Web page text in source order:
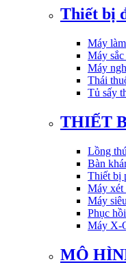
Thiết bị
Máy
Máy
Máy
Thái
Tủ sấy
THIẾT
Lồng
Bàn
Thiết bị
Máy xét
Máy
Phục
Máy X-
MÔ